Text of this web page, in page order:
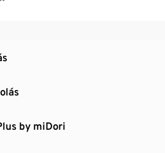
kis oldalhasítékkal
by miDori